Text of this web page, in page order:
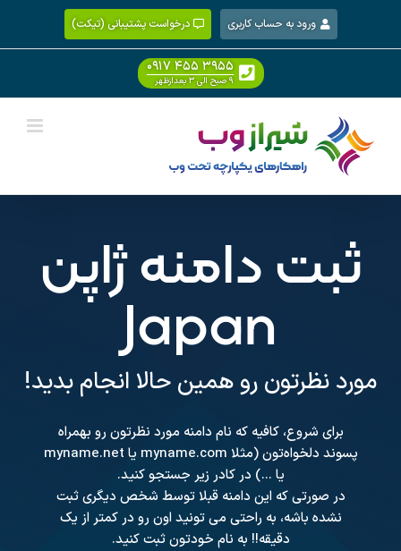
content
ورود به حساب کاربری درخواست پشتیبانی (تیکت)
۰۹۱۷ ۴۵۵ ۳۹۵۵
۹ صبح الی ۳ بعدازظهر
ثبت دامنه ژاپن
Japan
مورد نظرتون رو همین حالا انجام بدید!
برای شروع، کافیه که نام دامنه مورد نظرتون رو بهمراه
پسوند دلخواه‌تون (مثلا myname.com یا myname.net
یا ...) در کادر زیر جستجو کنید.
در صورتی که این دامنه قبلا توسط شخص دیگری ثبت
نشده باشه، به راحتی می تونید اون رو در کمتر از یک
دقیقه!! به نام خودتون ثبت کنید.